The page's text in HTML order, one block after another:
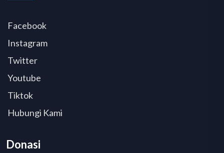
Facebook
Instagram
Twitter
Youtube
Tiktok
Hubungi Kami
Donasi